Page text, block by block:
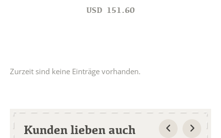
USD 151.60
Zurzeit sind keine Einträge vorhanden.
Kunden lieben auch